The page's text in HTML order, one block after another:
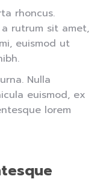
rhoncus.
rutrum sit amet,
euismod ut
Nulla
euismod, ex
lorem